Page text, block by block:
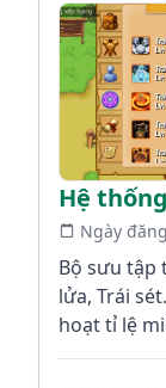
Hệ
Ngày
Bộ sưu tập
lửa, Trái
hoạt tỉ lệ